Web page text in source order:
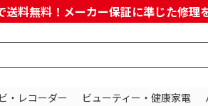
料無料！メーカー保証に準じた修理
・レコーダー ビューティー・健康家電